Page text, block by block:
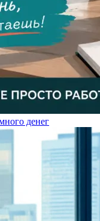
денег